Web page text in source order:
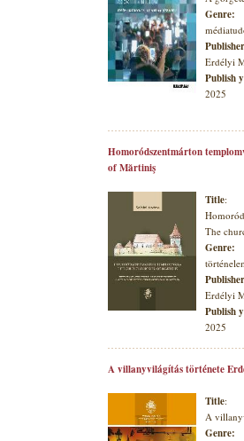
Genre:
Erdélyi
Publish
2025
Homoródszentmárton
of Mărtiniş
Title:
The
Genre:
Erdélyi
Publish
2025
A villanyvilágítás története
Title:
A
Genre: